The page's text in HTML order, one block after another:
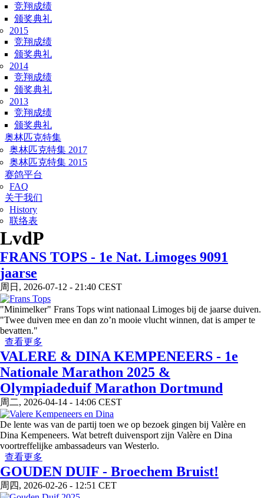
竞翔成绩
颁奖典礼
2015
竞翔成绩
颁奖典礼
2014
竞翔成绩
颁奖典礼
2013
竞翔成绩
颁奖典礼
奥林匹克特集
奥林匹克特集 2017
奥林匹克特集 2015
赛鸽平台
FAQ
关于我们
History
联络表
LvdP
FRANS TOPS - 1e Nat. Limoges 9091
jaarse
周日, 2026-07-12 - 21:40 CEST
"Minimelker" Frans Tops wint nationaal Limoges bij de jaarse duiven.
"Twee duiven mee en dan zo’n mooie vlucht winnen, dat is amper te
bevatten."
查看更多
VALERE & DINA KEMPENEERS - 1e
Nationale Marathon 2025 &
Olympiadeduif Marathon Dortmund
周二, 2026-04-14 - 14:06 CEST
De lente was van de partij toen we op bezoek gingen bij Valère en
Dina Kempeneers. Wat betreft duivensport zijn Valère en Dina
voortreffelijke ambassadeurs van Westerlo.
查看更多
Marathon 2025 & Olympiadeduif Marathon Dortmund
GOUDEN DUIF - Broechem Bruist!
周四, 2026-02-26 - 12:51 CET